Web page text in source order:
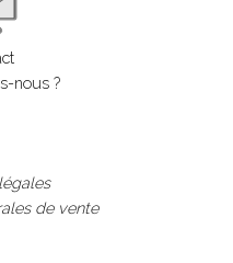
nous ?
de vente